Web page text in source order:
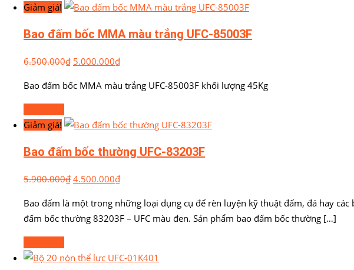
Giảm giá!
Bao đấm bốc MMA màu trắng UFC-85003F
6.500.000₫ 5.000.000₫
Bao đấm bốc MMA màu trắng UFC-85003F khối lượng 45Kg
Giảm giá!
Bao đấm bốc thường UFC-83203F
5.900.000₫ 4.500.000₫
Bao đấm là một trong những loại dụng cụ để rèn luyện kỹ thuật đấm, đá hay
đấm bốc thường 83203F – UFC màu đen. Sản phẩm bao đấm bốc thường […]